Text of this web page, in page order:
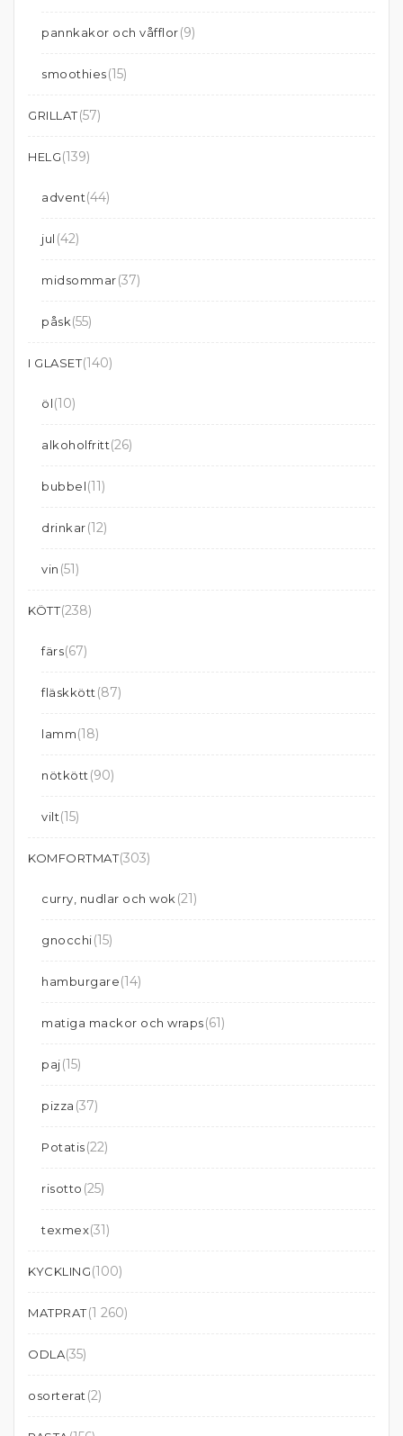
pannkakor och våfflor(9)
smoothies(15)
GRILLAT(57)
HELG(139)
advent(44)
jul (42)
midsommar(37)
påsk(55)
I GLASET(140)
öl(10)
alkoholfritt(26)
bubbel(11)
drinkar(12)
vin (51)
KÖTT(238)
färs(67)
fläskkött (87)
lamm(18)
nötkött (90)
vilt(15)
KOMFORTMAT(303)
curry, nudlar och wok (21)
gnocchi(15)
hamburgare(14)
matiga mackor och wraps(61)
paj(15)
pizza (37)
Potatis(22)
risotto (25)
texmex(31)
KYCKLING(100)
MATPRAT(1 260)
ODLA(35)
osorterat (2)